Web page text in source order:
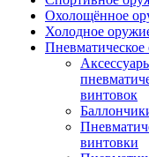
Охолощённое
Холодное
винтовок
винтовки